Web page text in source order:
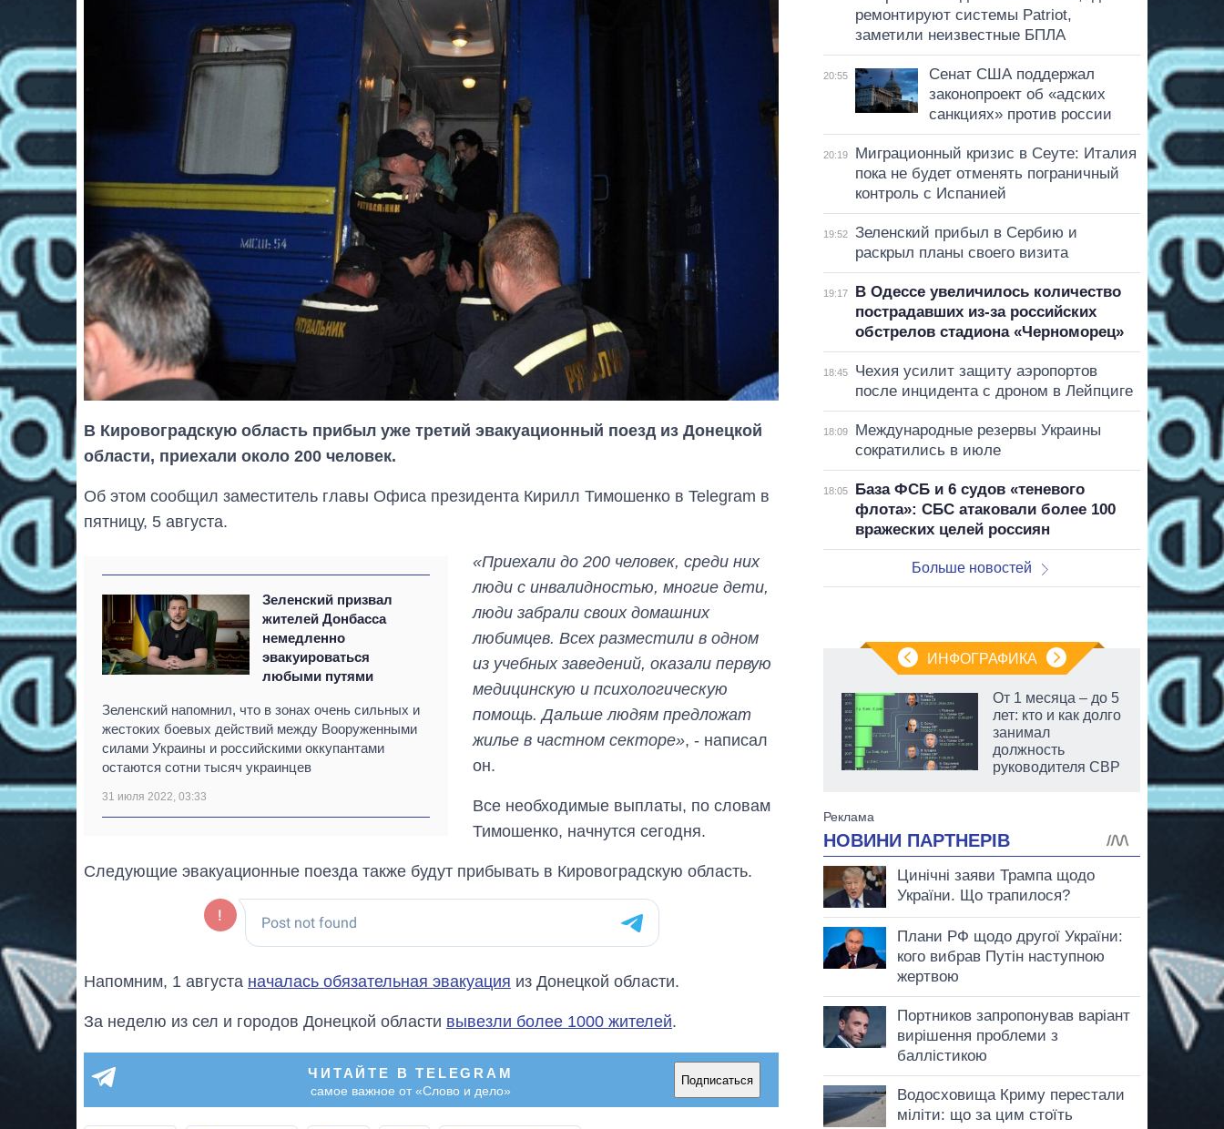
В Кировоградскую область прибыл уже третий эвакуационный поезд из Донецкой
области, приехали около 200 человек.
Об этом сообщил заместитель главы Офиса президента Кирилл Тимошенко в Telegram в
пятницу, 5 августа.
Зеленский призвал
жителей Донбасса
немедленно
эвакуироваться
любыми путями
Зеленский напомнил, что в зонах очень сильных и
жестоких боевых действий между Вооруженными
силами Украины и российскими оккупантами
остаются сотни тысяч украинцев
31 июля 2022, 03:33
«Приехали до 200 человек, среди них
люди с инвалидностью, многие дети,
люди забрали своих домашних
любимцев. Всех разместили в одном
из учебных заведений, оказали первую
медицинскую и психологическую
помощь. Дальше людям предложат
жилье в частном секторе», - написал
он.
Все необходимые выплаты, по словам
Тимошенко, начнутся сегодня.
Следующие эвакуационные поезда также будут прибывать в Кировоградскую область.
Напомним, 1 августа началась обязательная эвакуация из Донецкой области.
За неделю из сел и городов Донецкой области вывезли более 1000 жителей.
ЧИТАЙТЕ В TELEGRAM
самое важное от «Слово и дело»
Подписаться
ремонтируют системы Patriot,
заметили неизвестные БПЛА
20:55
Сенат США поддержал
законопроект об «адских
санкциях» против россии
20:19
Миграционный кризис в Сеуте: Италия
пока не будет отменять пограничный
контроль с Испанией
19:52
Зеленский прибыл в Сербию и
раскрыл планы своего визита
19:17
В Одессе увеличилось количество
пострадавших из-за российских
обстрелов стадиона «Черноморец»
18:45
Чехия усилит защиту аэропортов
после инцидента с дроном в Лейпциге
18:09
Международные резервы Украины
сократились в июле
18:05
База ФСБ и 6 судов «теневого
флота»: СБС атаковали более 100
вражеских целей россиян
Больше новостей
ИНФОГРАФИКА
Восемь
массированных
за лето: Киев и
От 1 месяца – до 5
лет: кто и как долго
занимал
должность
руководителя СВР